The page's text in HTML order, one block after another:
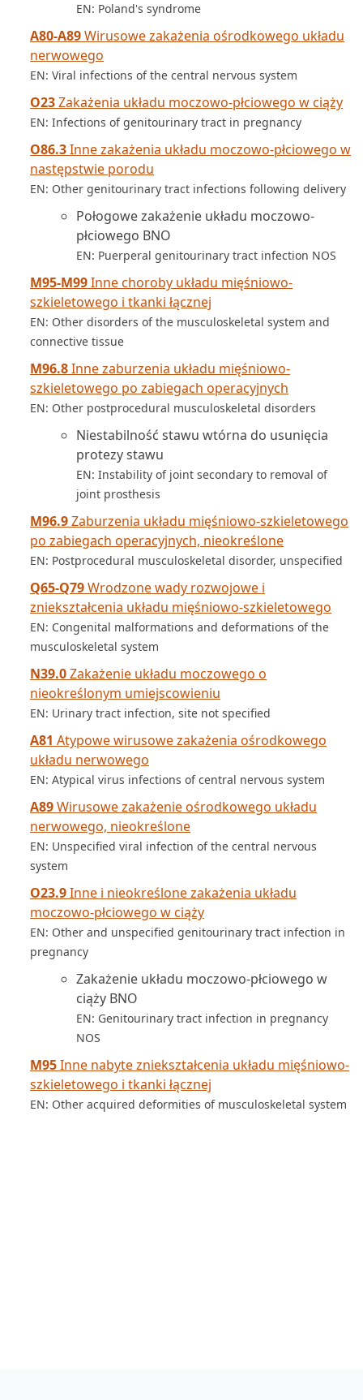
EN: Poland's syndrome
A80-A89Wirusowe zakażenia ośrodkowego układu
nerwowego
EN: Viral infections of the central nervous system
O23Zakażenia układu moczowo-płciowego w ciąży
EN: Infections of genitourinary tract in pregnancy
O86.3Inne zakażenia układu moczowo-płciowego w
następstwie porodu
EN: Other genitourinary tract infections following delivery
Połogowe zakażenie układu moczowo-
płciowego BNO
EN: Puerperal genitourinary tract infection NOS
M95-M99Inne choroby układu mięśniowo-
szkieletowego i tkanki łącznej
EN: Other disorders of the musculoskeletal system and
connective tissue
M96.8Inne zaburzenia układu mięśniowo-
szkieletowego po zabiegach operacyjnych
EN: Other postprocedural musculoskeletal disorders
Niestabilność stawu wtórna do usunięcia
protezy stawu
EN: Instability of joint secondary to removal of
joint prosthesis
M96.9Zaburzenia układu mięśniowo-szkieletowego
po zabiegach operacyjnych, nieokreślone
EN: Postprocedural musculoskeletal disorder, unspecified
Q65-Q79Wrodzone wady rozwojowe i
zniekształcenia układu mięśniowo-szkieletowego
EN: Congenital malformations and deformations of the
musculoskeletal system
N39.0Zakażenie układu moczowego o
nieokreślonym umiejscowieniu
EN: Urinary tract infection, site not specified
A81 Atypowe wirusowe zakażenia ośrodkowego
układu nerwowego
EN: Atypical virus infections of central nervous system
A89Wirusowe zakażenie ośrodkowego układu
nerwowego, nieokreślone
EN: Unspecified viral infection of the central nervous
system
O23.9Inne i nieokreślone zakażenia układu
moczowo-płciowego w ciąży
EN: Other and unspecified genitourinary tract infection in
pregnancy
Zakażenie układu moczowo-płciowego w
ciąży BNO
EN: Genitourinary tract infection in pregnancy
NOS
M95Inne nabyte zniekształcenia układu mięśniowo-
szkieletowego i tkanki łącznej
EN: Other acquired deformities of musculoskeletal system